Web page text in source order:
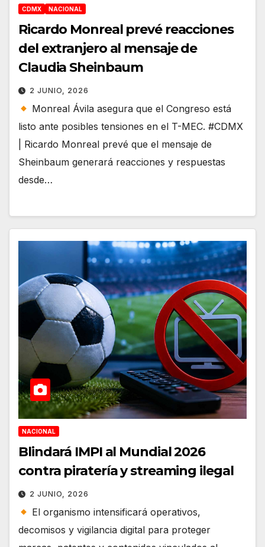
CDMX NACIONAL
Ricardo Monreal prevé reacciones
del extranjero al mensaje de
Claudia Sheinbaum
2 JUNIO, 2026
Monreal Ávila asegura que el Congreso está
listo ante posibles tensiones en el T-MEC. #CDMX
| Ricardo Monreal prevé que el mensaje de
Sheinbaum generará reacciones y respuestas
desde…
NACIONAL
Blindará IMPI al Mundial 2026
contra piratería y streaming ilegal
2 JUNIO, 2026
El organismo intensificará operativos,
decomisos y vigilancia digital para proteger